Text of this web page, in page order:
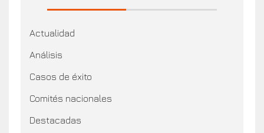
Actualidad
Análisis
Casos de éxito
Comités nacionales
Destacadas